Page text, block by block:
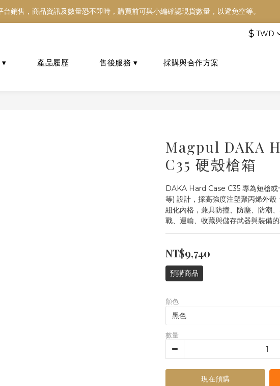
台銷售，商品資訊及數量恐不即時，購買前可與小編確認現貨數量，以避免空等。
台銷售，商品資訊及數量恐不即時，購買前可與小編確認現貨數量，以避免空等。
台銷售，商品資訊及數量恐不即時，購買前可與小編確認現貨數量，以避免空等。
$ TWD
Magpul DAKA
C35 硬殼槍箱
DAKA Hard Case C35 專為短槍
等) 設計，採高強度注塑聚丙烯外
組化內格，兼具防撞、防塵、防潮
戰、運輸、收藏與儲存武器與裝備的
NT$9,740
預購商品
顏色
數量
現在預購